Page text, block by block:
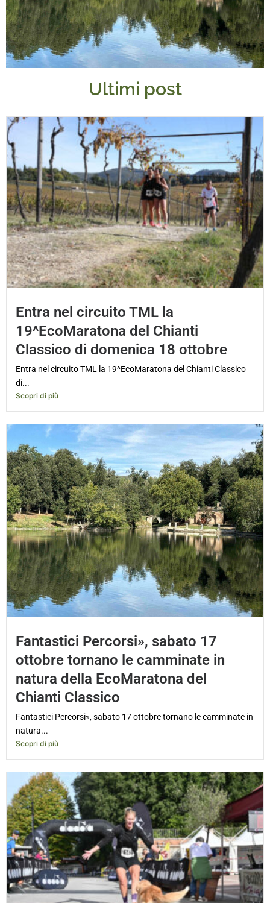
Ultimi post
Entra nel circuito TML la
19^EcoMaratona del Chianti
Classico di domenica 18 ottobre
Entra nel circuito TML la 19^EcoMaratona del Chianti Classico
di...
Scopri di più
Fantastici Percorsi», sabato 17
ottobre tornano le camminate in
natura della EcoMaratona del
Chianti Classico
Fantastici Percorsi», sabato 17 ottobre tornano le camminate in
natura...
Scopri di più